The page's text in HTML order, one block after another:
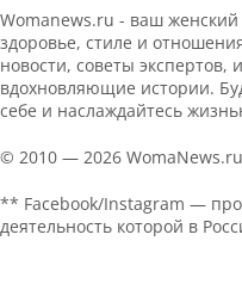
Womanews.ru - ваш
здоровье, стиле и
новости, советы экспертов,
вдохновляющие истории.
себе и наслаждайтесь
© 2010 — 2026 WomaNews.ru
** Facebook/Instagram —
деятельность которой в